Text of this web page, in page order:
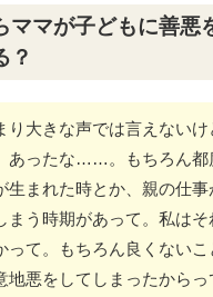
ママが子どもに善悪
？
り大きな声では言えない
あったな……。もちろん都
生まれた時とか、親の仕
まう時期があって。私は
って。もちろん良くない
地悪をしてしまったから